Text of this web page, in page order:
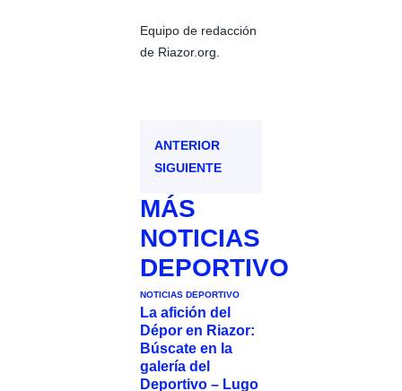
Equipo de redacción
de Riazor.org.
ANTERIOR
SIGUIENTE
MÁS
NOTICIAS
DEPORTIVO
NOTICIAS DEPORTIVO
La afición del
Dépor en Riazor:
Búscate en la
galería del
Deportivo – Lugo